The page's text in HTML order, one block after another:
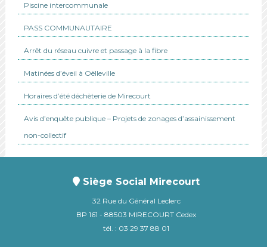
Piscine intercommunale
PASS COMMUNAUTAIRE
Arrêt du réseau cuivre et passage à la fibre
Matinées d’éveil à Oëlleville
Horaires d’été déchèterie de Mirecourt
Avis d’enquête publique – Projets de zonages d’assainissement
non-collectif
Siège Social Mirecourt
32 Rue du Général Leclerc
BP 161 - 88503 MIRECOURT Cedex
tél. : 03 29 37 88 01